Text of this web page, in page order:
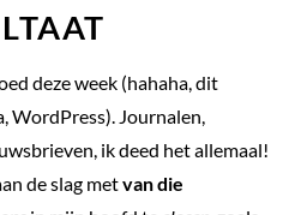
deze week (hahaha, dit
WordPress). Journalen,
ik deed het allemaal!
de slag metvan die